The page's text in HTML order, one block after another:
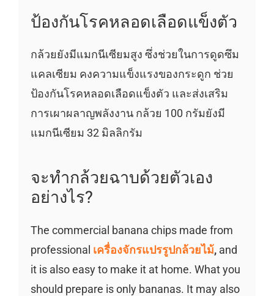
ป้องกันโรคหลอดเลือดแข็งตัว
กล้วยยังมีแมกนีเซียมสูง ซึ่งช่วยในการดูดซึม
แคลเซียม คงความแข็งแรงของกระดูก ช่วย
ป้องกันโรคหลอดเลือดแข็งตัว และส่งเสริม
การเผาผลาญพลังงาน กล้วย 100 กรัมยังมี
แมกนีเซียม 32 มิลลิกรัม
จะทำกล้วยฉาบด้วยตัวเอง
อย่างไร?
The commercial banana chips made from
professional เครื่องจักรแปรรูปกล้วยไม้,and
it is also easy to make it at home. What you
should prepare is only bananas. It may also